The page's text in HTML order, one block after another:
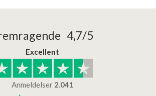
4,7/5
Excellent
Anmeldelser 2.041